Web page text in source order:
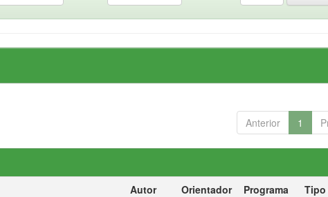
Anterior 1
Autor Orientador Programa
Tipo